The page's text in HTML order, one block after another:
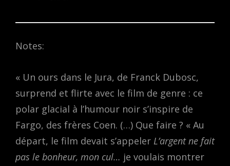
Notes:
« Un ours dans le Jura, de Franck Dubosc,
surprend et flirte avec le film de genre : ce
polar glacial à l’humour noir s’inspire de
Fargo, des frères Coen. (…) Que faire ? « Au
départ, le film devait s’appeler L’argent ne fait
pas le bonheur, mon cul… je voulais montrer